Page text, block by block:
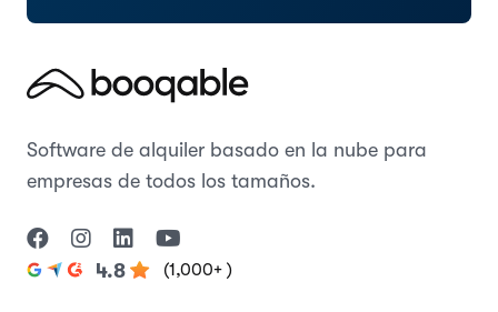
Software de alquiler basado en la nube para
empresas de todos los tamaños.
4.8 (1,000+ )